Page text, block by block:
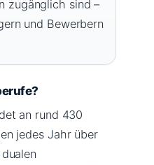
zugänglich sind –
und Bewerbern
an rund 430
jedes Jahr über